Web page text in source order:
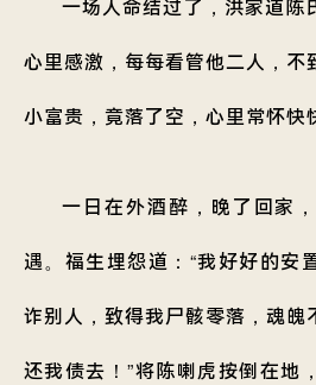
一场人命结过了，洪家道陈
心里感激，每每看管他二人，不
小富贵，竟落了空，心里常怀快
一日在外酒醉，晚了回家
遇。福生埋怨道：“我好好的安
诈别人，致得我尸骸零落，魂魄
还我债去！”将陈喇虎按倒在地